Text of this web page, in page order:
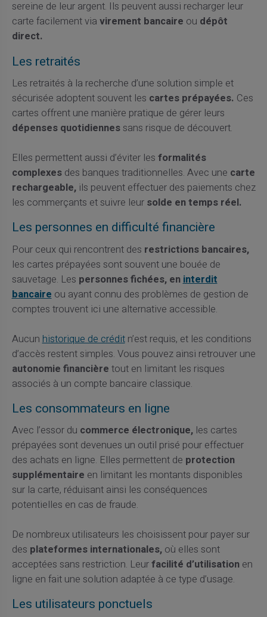
sereine de leur argent. Ils peuvent aussi recharger leur
carte facilement via virement bancaire ou dépôt
direct.
Les retraités
Les retraités à la recherche d’une solution simple et
sécurisée adoptent souvent les cartes prépayées. Ces
cartes offrent une manière pratique de gérer leurs
dépenses quotidiennessans risque de découvert.
Elles permettent aussi d’éviter les formalités
complexesdes banques traditionnelles. Avec une carte
rechargeable,ils peuvent effectuer des paiements chez
les commerçants et suivre leur solde en temps réel.
Les personnes en difficulté financière
Pour ceux qui rencontrent des restrictions bancaires,
les cartes prépayées sont souvent une bouée de
sauvetage. Les personnes fichées, en interdit
bancaire ou ayant connu des problèmes de gestion de
comptes trouvent ici une alternative accessible.
Aucun historique de créditn’est requis, et les conditions
d’accès restent simples. Vous pouvez ainsi retrouver une
autonomie financière tout en limitant les risques
associés à un compte bancaire classique.
Les consommateurs en ligne
Avec l’essor du commerce électronique,les cartes
prépayées sont devenues un outil prisé pour effectuer
des achats en ligne. Elles permettent de protection
supplémentaire en limitant les montants disponibles
sur la carte, réduisant ainsi les conséquences
potentielles en cas de fraude.
De nombreux utilisateurs les choisissent pour payer sur
des plateformes internationales,où elles sont
acceptées sans restriction. Leurfacilité d’utilisationen
ligne en fait une solution adaptée à ce type d’usage.
Les utilisateurs ponctuels